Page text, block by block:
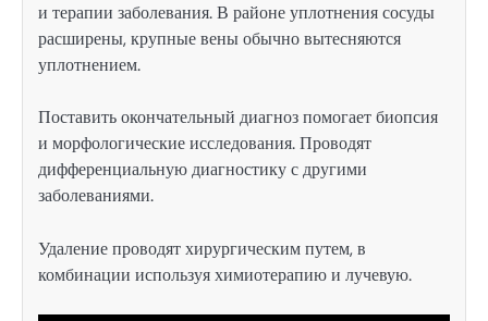
и терапии заболевания. В районе уплотнения сосуды
расширены, крупные вены обычно вытесняются
уплотнением.
Поставить окончательный диагноз помогает биопсия
и морфологические исследования. Проводят
дифференциальную диагностику с другими
заболеваниями.
Удаление проводят хирургическим путем, в
комбинации используя химиотерапию и лучевую.